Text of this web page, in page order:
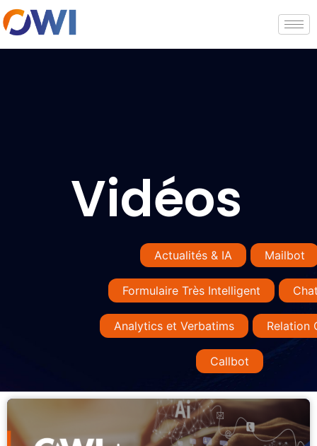
Vidéos
Actualités & IA Mailbot
Formulaire Très Intelligent
Analytics et Verbatims Relation
Callbot